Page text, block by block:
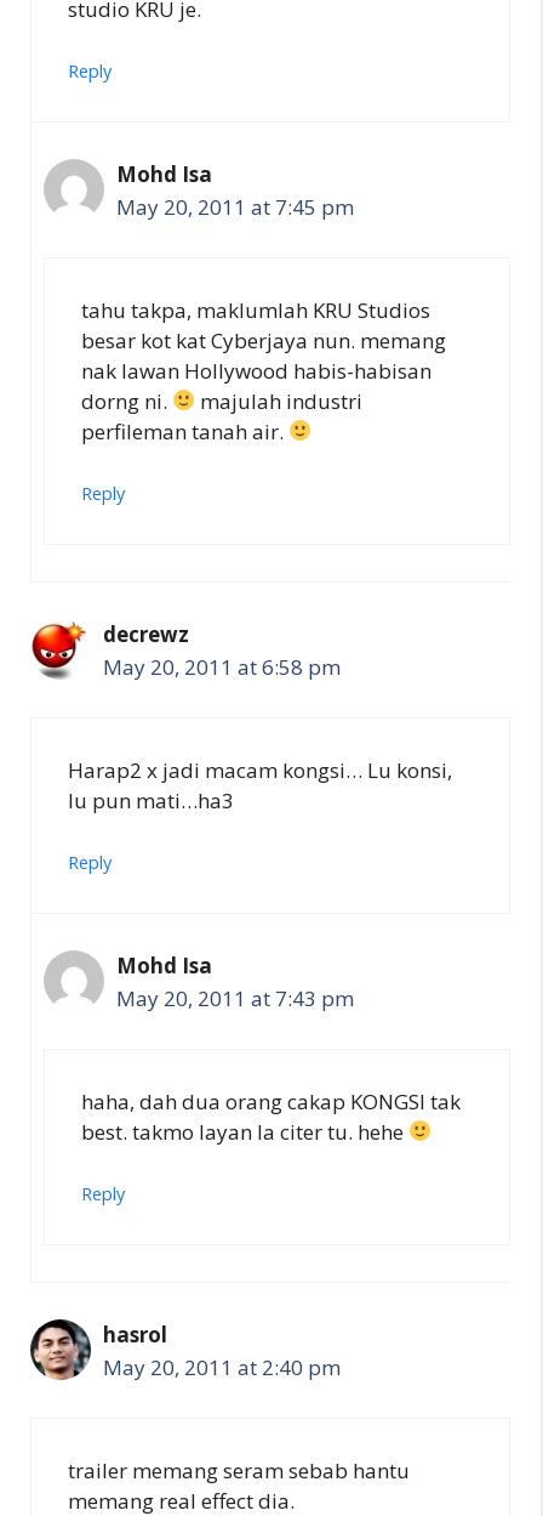
studio KRU je.
Reply
Mohd Isa
May 20, 2011 at 7:45 pm
tahu takpa, maklumlah KRU Studios
besar kot kat Cyberjaya nun. memang
nak lawan Hollywood habis-habisan
dorng ni.
majulah industri
perfileman tanah air.
Reply
decrewz
May 20, 2011 at 6:58 pm
Harap2 x jadi macam kongsi… Lu konsi,
lu pun mati…ha3
Reply
Mohd Isa
May 20, 2011 at 7:43 pm
haha, dah dua orang cakap KONGSI tak
best. takmo layan la citer tu. hehe
Reply
hasrol
May 20, 2011 at 2:40 pm
trailer memang seram sebab hantu
memang real effect dia.